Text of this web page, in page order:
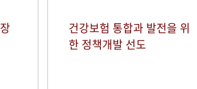
건강보험 통합과 발전을 위
한 정책개발 선도